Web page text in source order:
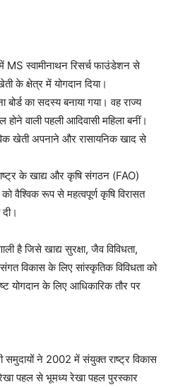
स्वामीनाथन रिसर्च फाउंडेशन से
के क्षेत्र में योगदान दिया।
का सदस्य बनाया गया। वह राज्य
वाली पहली आदिवासी महिला बनीं।
खेती अपनाने और रासायनिक खाद से
के खाद्य और कृषि संगठन (FAO)
वैश्विक रूप से महत्वपूर्ण कृषि विरासत
है जिसे खाद्य सुरक्षा, जैव विविधता,
विकास के लिए सांस्कृतिक विविधता को
योगदान के लिए आधिकारिक तौर पर
ने 2002 में संयुक्त राष्ट्र विकास
पहल से भूमध्य रेखा पहल पुरस्कार